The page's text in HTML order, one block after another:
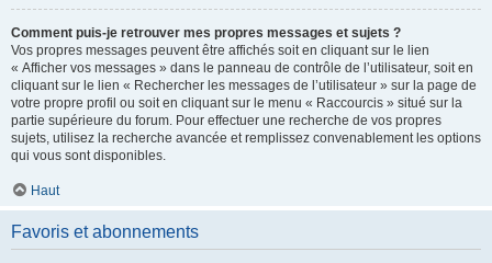
Comment puis-je retrouver mes propres messages et sujets ?
Vos propres messages peuvent être affichés soit en cliquant sur le lien
« Afficher vos messages » dans le panneau de contrôle de l’utilisateur, soit en
cliquant sur le lien « Rechercher les messages de l’utilisateur » sur la page de
votre propre profil ou soit en cliquant sur le menu « Raccourcis » situé sur la
partie supérieure du forum. Pour effectuer une recherche de vos propres
sujets, utilisez la recherche avancée et remplissez convenablement les options
qui vous sont disponibles.
Haut
Favoris et abonnements